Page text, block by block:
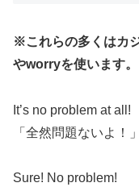
※これらの多くはカ
やworryを使います。
It’s no problem at all!
「全然問題ないよ！」
Sure! No problem!